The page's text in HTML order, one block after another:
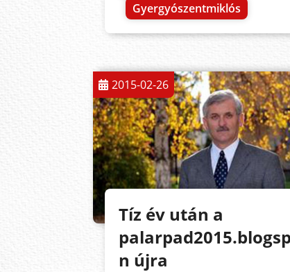
Gyergyószentmiklós
2015-02-26
Tíz év után a
n újra